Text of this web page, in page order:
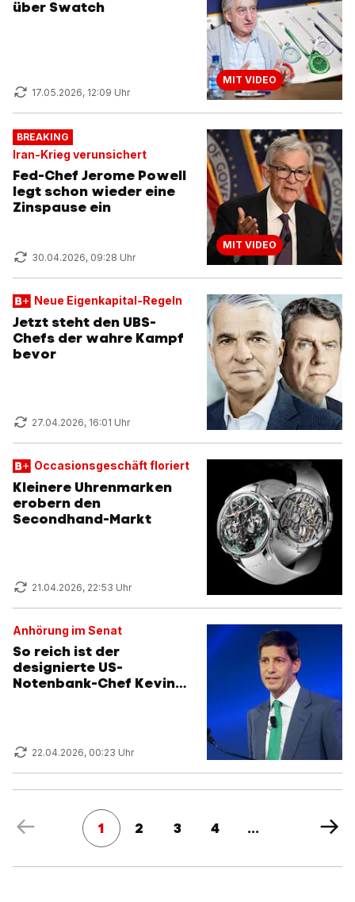
über Swatch
17.05.2026, 12:09 Uhr
MIT VIDEO
BREAKING
Iran-Krieg verunsichert
Fed-Chef Jerome Powell
legt schon wieder eine
Zinspause ein
30.04.2026, 09:28 Uhr
MIT VIDEO
Neue Eigenkapital-Regeln
Jetzt steht den UBS-
Chefs der wahre Kampf
bevor
27.04.2026, 16:01 Uhr
Occasionsgeschäft floriert
Kleinere Uhrenmarken
erobern den
Secondhand-Markt
21.04.2026, 22:53 Uhr
Anhörung im Senat
So reich ist der
designierte US-
Notenbank-Chef Kevin
22.04.2026, 00:23 Uhr
1 2 3 4 ...